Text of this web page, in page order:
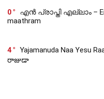
0
എൻ പ്രാപ്തി എല്ലാം – En
maathram
4
Yajamanuda Naa
రాజుడా